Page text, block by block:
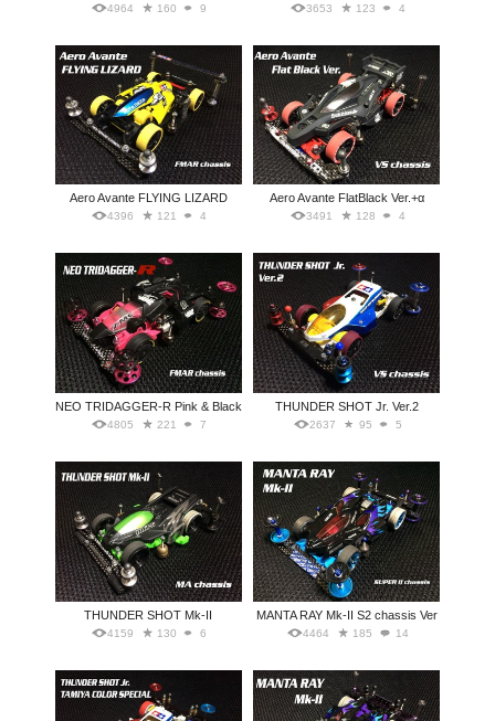
4964 160 9 3653 123 4
Aero Avante FLYING LIZARD
4396 121 4
Aero Avante FlatBlack Ver.+α
3491 128 4
NEO TRIDAGGER-R Pink & Black
4805 221 7
THUNDER SHOT Jr. Ver.2
2637 95 5
THUNDER SHOT Mk-II
4159 130 6
MANTA RAY Mk-II S2 chassis Ver
4464 185 14